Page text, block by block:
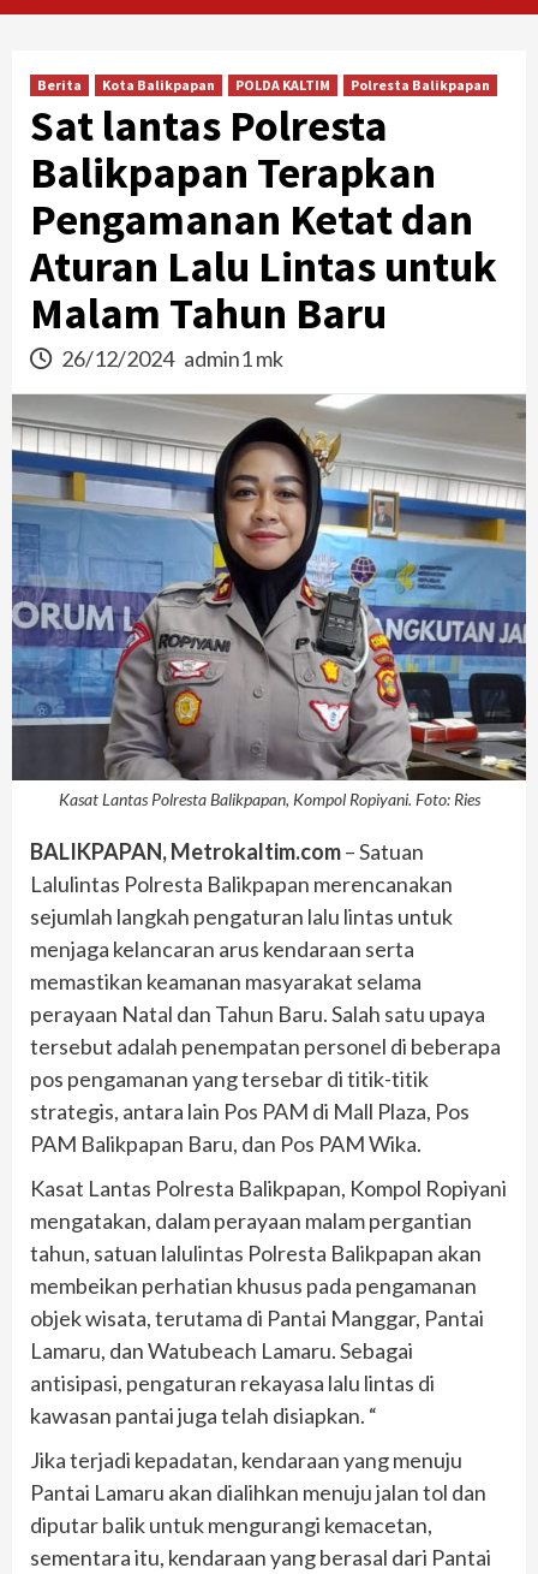
Berita Kota Balikpapan POLDA KALTIM Polresta Balikpapan
Sat lantas Polresta
Balikpapan Terapkan
Pengamanan Ketat dan
Aturan Lalu Lintas untuk
Malam Tahun Baru
26/12/2024 admin1 mk
Kasat Lantas Polresta Balikpapan, Kompol Ropiyani. Foto: Ries
BALIKPAPAN, Metrokaltim.com– Satuan
Lalulintas Polresta Balikpapan merencanakan
sejumlah langkah pengaturan lalu lintas untuk
menjaga kelancaran arus kendaraan serta
memastikan keamanan masyarakat selama
perayaan Natal dan Tahun Baru. Salah satu upaya
tersebut adalah penempatan personel di beberapa
pos pengamanan yang tersebar di titik-titik
strategis, antara lain Pos PAM di Mall Plaza, Pos
PAM Balikpapan Baru, dan Pos PAM Wika.
Kasat Lantas Polresta Balikpapan, Kompol Ropiyani
mengatakan, dalam perayaan malam pergantian
tahun, satuan lalulintas Polresta Balikpapan akan
membeikan perhatian khusus pada pengamanan
objek wisata, terutama di Pantai Manggar, Pantai
Lamaru, dan Watubeach Lamaru. Sebagai
antisipasi, pengaturan rekayasa lalu lintas di
kawasan pantai juga telah disiapkan. “
Jika terjadi kepadatan, kendaraan yang menuju
Pantai Lamaru akan dialihkan menuju jalan tol dan
diputar balik untuk mengurangi kemacetan,
sementara itu, kendaraan yang berasal dari Pantai